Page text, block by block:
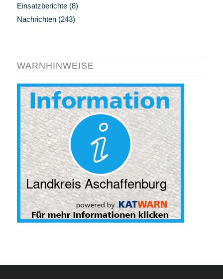
Einsatzberichte(8)
Nachrichten(243)
WARNHINWEISE